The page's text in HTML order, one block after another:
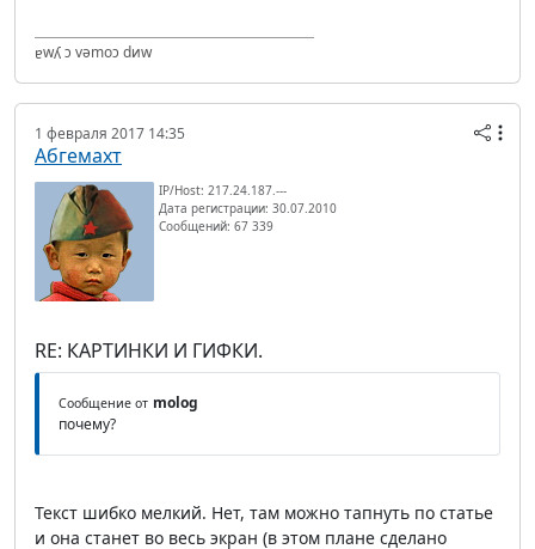
ɐwʎ ɔ vǝmоɔ dиw
1 февраля 2017 14:35
Абгемахт
IP/Host: 217.24.187.---
Дата регистрации: 30.07.2010
Сообщений: 67 339
RE: КАРТИНКИ И ГИФКИ.
Сообщение от molog
почему?
Текст шибко мелкий. Нет, там можно тапнуть по статье
и она станет во весь экран (в этом плане сделано